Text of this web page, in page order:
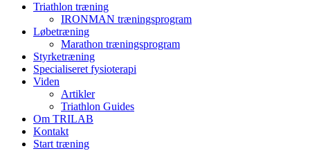
Triathlon træning
IRONMAN træningsprogram
Løbetræning
Marathon træningsprogram
Styrketræning
Specialiseret fysioterapi
Viden
Artikler
Triathlon Guides
Om TRILAB
Kontakt
Start træning